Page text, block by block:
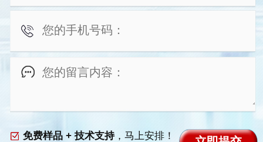
免费样品 + 技术支持，马上安排！